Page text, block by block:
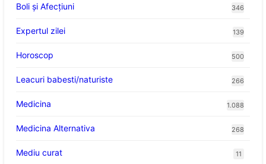
Boli și Afecțiuni 346
Expertul zilei 139
Horoscop 500
Leacuri babesti/naturiste 266
Medicina 1.088
Medicina Alternativa 268
Mediu curat 11